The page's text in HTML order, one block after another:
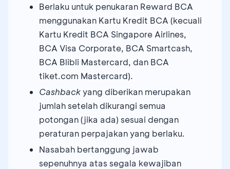
Berlaku untuk penukaran Reward BCA
menggunakan Kartu Kredit BCA (kecuali
Kartu Kredit BCA Singapore Airlines,
BCA Visa Corporate, BCA Smartcash,
BCA Blibli Mastercard, dan BCA
tiket.com Mastercard).
Cashbackyang diberikan merupakan
jumlah setelah dikurangi semua
potongan (jika ada) sesuai dengan
peraturan perpajakan yang berlaku.
Nasabah bertanggung jawab
sepenuhnya atas segala kewajiban